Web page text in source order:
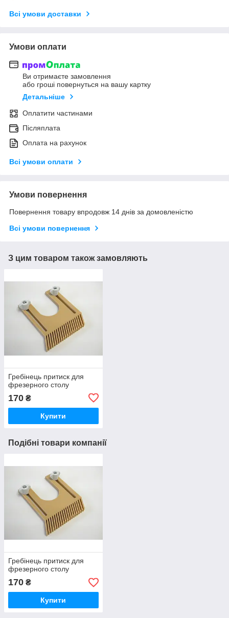
Всі умови доставки
Умови оплати
Ви отримаєте замовлення
або гроші повернуться на вашу картку
Детальніше
Оплатити частинами
Післяплата
Оплата на рахунок
Всі умови оплати
Умови повернення
Повернення товару впродовж 14 днів за домовленістю
Всі умови повернення
З цим товаром також замовляють
Гребінець притиск для
фрезерного столу
170 ₴
Купити
Подібні товари компанії
Гребінець притиск для
фрезерного столу
170 ₴
Купити